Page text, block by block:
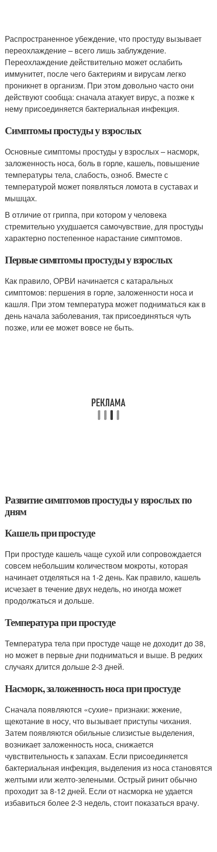
Распространенное убеждение, что простуду вызывает
переохлаждение – всего лишь заблуждение.
Переохлаждение действительно может ослабить
иммунитет, после чего бактериям и вирусам легко
проникнет в организм. При этом довольно часто они
действуют сообща: сначала атакует вирус, а позже к
нему присоединяется бактериальная инфекция.
Симптомы простуды у взрослых
Основные симптомы простуды у взрослых – насморк,
заложенность носа, боль в горле, кашель, повышение
температуры тела, слабость, озноб. Вместе с
температурой может появляться ломота в суставах и
мышцах.
В отличие от гриппа, при котором у человека
стремительно ухудшается самочувствие, для простуды
характерно постепенное нарастание симптомов.
Первые симптомы простуды у взрослых
Как правило, ОРВИ начинается с катаральных
симптомов: першения в горле, заложенности носа и
кашля. При этом температура может подниматься как в
день начала заболевания, так присоединяться чуть
позже, или ее может вовсе не быть.
Развитие симптомов простуды у взрослых по
дням
Кашель при простуде
При простуде кашель чаще сухой или сопровождается
совсем небольшим количеством мокроты, которая
начинает отделяться на 1-2 день. Как правило, кашель
исчезает в течение двух недель, но иногда может
продолжаться и дольше.
Температура при простуде
Температура тела при простуде чаще не доходит до 38,
но может в первые дни подниматься и выше. В редких
случаях длится дольше 2-3 дней.
Насморк, заложенность носа при простуде
Сначала появляются «сухие» признаки: жжение,
щекотание в носу, что вызывает приступы чихания.
Затем появляются обильные слизистые выделения,
возникает заложенность носа, снижается
чувствительность к запахам. Если присоединяется
бактериальная инфекция, выделения из носа становятся
желтыми или желто-зелеными. Острый ринит обычно
проходит за 8-12 дней. Если от насморка не удается
избавиться более 2-3 недель, стоит показаться врачу.